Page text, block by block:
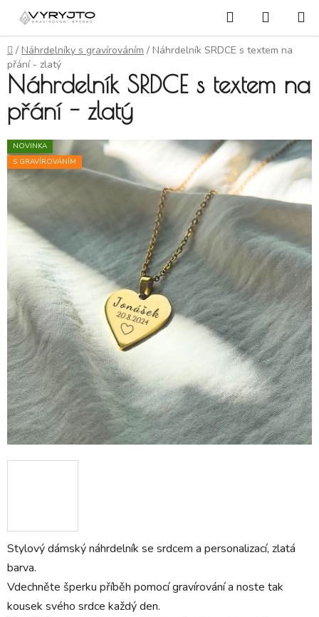
Přejít na obsah Hledat
Domů
/ Náhrdelníky s gravírováním / Náhrdelník SRDCE s textem na
přání - zlatý
Stylový dámský náhrdelník se srdcem a personalizací, zlatá
barva.
Vdechněte šperku příběh pomocí gravírování a noste tak
kousek svého srdce každý den.
Náhrdelník SRDCE s textem na
přání - zlatý
NOVINKA
S GRAVÍROVÁNÍM